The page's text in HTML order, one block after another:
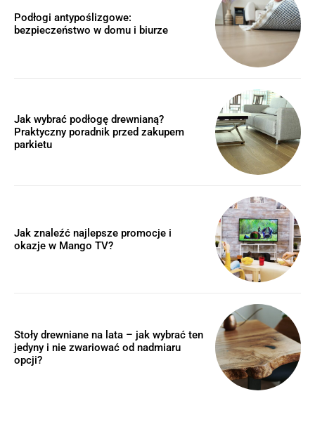
Podłogi antypoślizgowe:
bezpieczeństwo w domu i biurze
Jak wybrać podłogę drewnianą?
Praktyczny poradnik przed zakupem
parkietu
Jak znaleźć najlepsze promocje i
okazje w Mango TV?
Stoły drewniane na lata – jak wybrać ten
jedyny i nie zwariować od nadmiaru
opcji?